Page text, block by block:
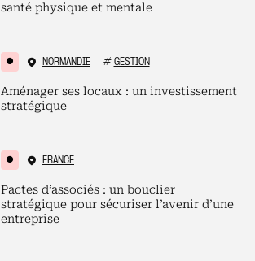
santé physique et mentale
NORMANDIE # GESTION
Aménager ses locaux : un investissement
stratégique
FRANCE
Pactes d’associés : un bouclier
stratégique pour sécuriser l’avenir d’une
entreprise